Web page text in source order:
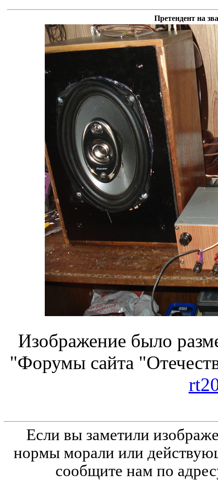
Претендент на
Изображение было
"Форумы сайта
Если вы заметили
нормы морали или
сообщите нам по